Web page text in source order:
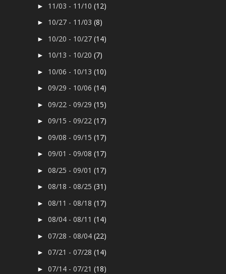
► 11/03 - 11/10(12)
► 10/27 - 11/03(8)
► 10/20 - 10/27(14)
► 10/13 - 10/20(7)
► 10/06 - 10/13(10)
►09/29 - 10/06(14)
►09/22 - 09/29(15)
►09/15 - 09/22(17)
►09/08 - 09/15(17)
►09/01 - 09/08(17)
►08/25 - 09/01(17)
►08/18 - 08/25(31)
►08/11 - 08/18(17)
►08/04 - 08/11(14)
►07/28 - 08/04(22)
►07/21 - 07/28(14)
►07/14 - 07/21(18)